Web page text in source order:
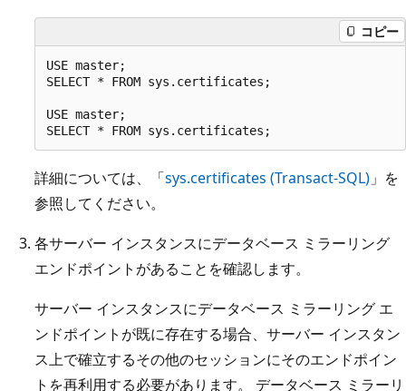
コピー
USE master;
SELECT * FROM sys.certificates;
USE master;
詳細については、「sys.certificates (Transact-SQL) 」を
参照してください。
各サーバー インスタンスにデータベース ミラーリング
エンドポイントがあることを確認します。
サーバー インスタンスにデータベース ミラーリング エ
ンドポイントが既に存在する場合、サーバー インスタン
ス上で確立するその他のセッションにそのエンドポイン
トを再利用する必要があります。 データベース ミラーリ